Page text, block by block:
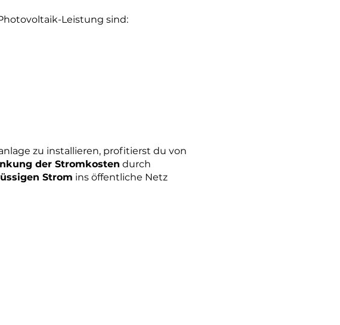
Leistung sind:
zu installieren, profitierst du von
der Stromkosten durch
Strom ins öffentliche Netz